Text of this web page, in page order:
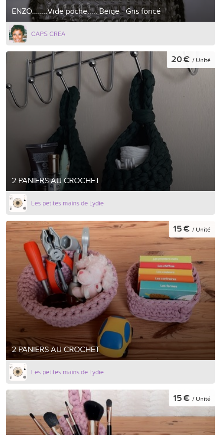
ENZO........Vide poche..... Beige - Gris foncé
CAPS CREA
2 PANIERS AU CROCHET
20 € / Unité
Les petites mains de Lydie
2 PANIERS AU CROCHET
15 € / Unité
Les petites mains de Lydie
15 € / Unité